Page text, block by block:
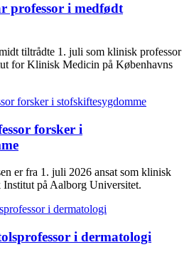
professor i medfødt
tiltrådte 1. juli som klinisk professor
for Klinisk Medicin på Københavns
forsker i
er fra 1. juli 2026 ansat som klinisk
på Aalborg Universitet.
i dermatologi